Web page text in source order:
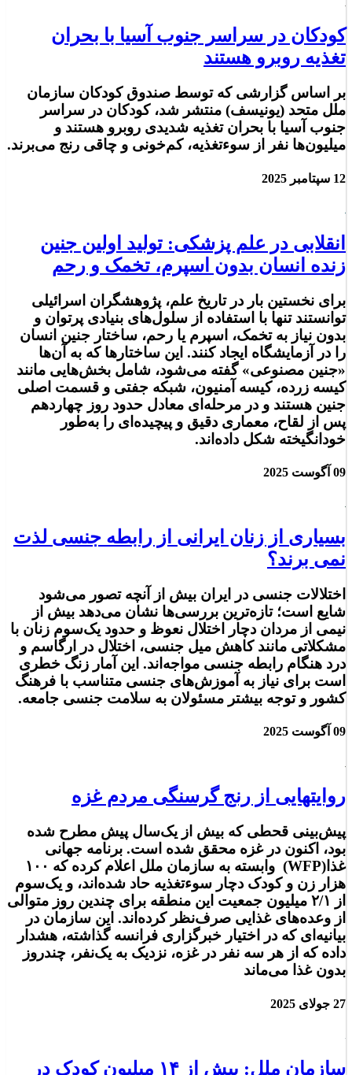
کودکان در سراسر جنوب آسیا با بحران
تغذیه روبرو هستند
بر اساس گزارشی که توسط صندوق کودکان سازمان
ملل متحد (یونیسف) منتشر شد، کودکان در سراسر
جنوب آسیا با بحران تغذیه شدیدی روبرو هستند و
میلیون‌ها نفر از سوءتغذیه، کم‌خونی و چاقی رنج می‌برند.
12 سپتامبر 2025
انقلابی در علم پزشکی: تولید اولین جنین
زنده انسان بدون اسپرم، تخمک و رحم
برای نخستین بار در تاریخ علم، پژوهشگران اسرائیلی
توانستند تنها با استفاده از سلول‌های بنیادی پرتوان و
بدون نیاز به تخمک، اسپرم یا رحم، ساختار جنین انسان
را در آزمایشگاه ایجاد کنند. این ساختارها که به آن‌ها
«جنین مصنوعی» گفته می‌شود، شامل بخش‌هایی مانند
کیسه زرده، کیسه آمنیون، شبکه جفتی و قسمت اصلی
جنین هستند و در مرحله‌ای معادل حدود روز چهاردهم
پس از لقاح، معماری دقیق و پیچیده‌ای را به‌طور
خودانگیخته شکل داده‌اند.
09 آگوست 2025
بسیاری از زنان ایرانی از رابطه جنسی لذت
نمی برند؟
اختلالات جنسی در ایران بیش از آنچه تصور می‌شود
شایع است؛ تازه‌ترین بررسی‌ها نشان می‌دهد بیش از
نیمی از مردان دچار اختلال نعوظ و حدود یک‌سوم زنان با
مشکلاتی مانند کاهش میل جنسی، اختلال در ارگاسم و
درد هنگام رابطه جنسی مواجه‌اند. این آمار زنگ خطری
است برای نیاز به آموزش‌های جنسی متناسب با فرهنگ
کشور و توجه بیشتر مسئولان به سلامت جنسی جامعه.
09 آگوست 2025
روایتهایی از رنج گرسنگی مردم غزه
پیش‌بینی قحطی که بیش از یک‌سال پیش مطرح شده
بود، اکنون در غزه محقق شده است. برنامه جهانی
غذا(WFP) وابسته به سازمان ملل اعلام کرده که ۱۰۰
هزار زن و کودک دچار سوءتغذیه حاد شده‌اند، و یک‌سوم
از ۲/۱ میلیون جمعیت این منطقه برای چندین روز متوالی
از وعده‌های غذایی صرف‌نظر کرده‌اند. این سازمان در
بیانیه‌ای که در اختیار خبرگزاری فرانسه گذاشته، هشدار
داده که از هر سه نفر در غزه، نزدیک به یک‌نفر، چندروز
بدون غذا می‌ماند
27 جولای 2025
سازمان ملل: بیش از ۱۴ میلیون کودک در